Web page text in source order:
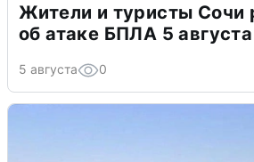
Жители и туристы Сочи
об атаке БПЛА 5 августа
5 августа 0